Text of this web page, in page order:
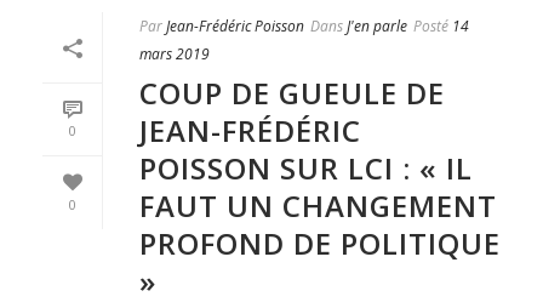
0
0
ParJean-Frédéric Poisson DansJ'en parle Posté 14
mars 2019
COUP DE GUEULE DE
JEAN-FRÉDÉRIC
POISSON SUR LCI : « IL
FAUT UN CHANGEMENT
PROFOND DE POLITIQUE
»